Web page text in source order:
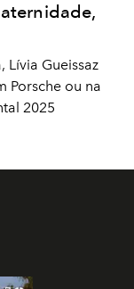
Lívia Gueissaz
Porsche ou na
2025